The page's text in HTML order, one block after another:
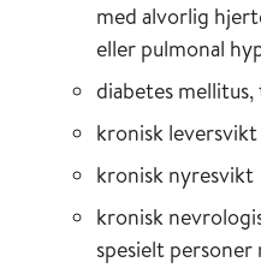
med alvorlig
eller pulmonal
diabetes mellitus,
kronisk leversvikt
kronisk nyresvikt
kronisk
spesielt